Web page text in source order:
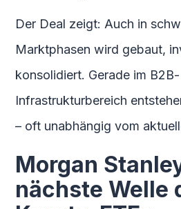
Der Deal zeigt: Auch in
Marktphasen wird gebaut,
konsolidiert. Gerade im
Infrastrukturbereich
– oft unabhängig vom
Morgan
nächste Welle